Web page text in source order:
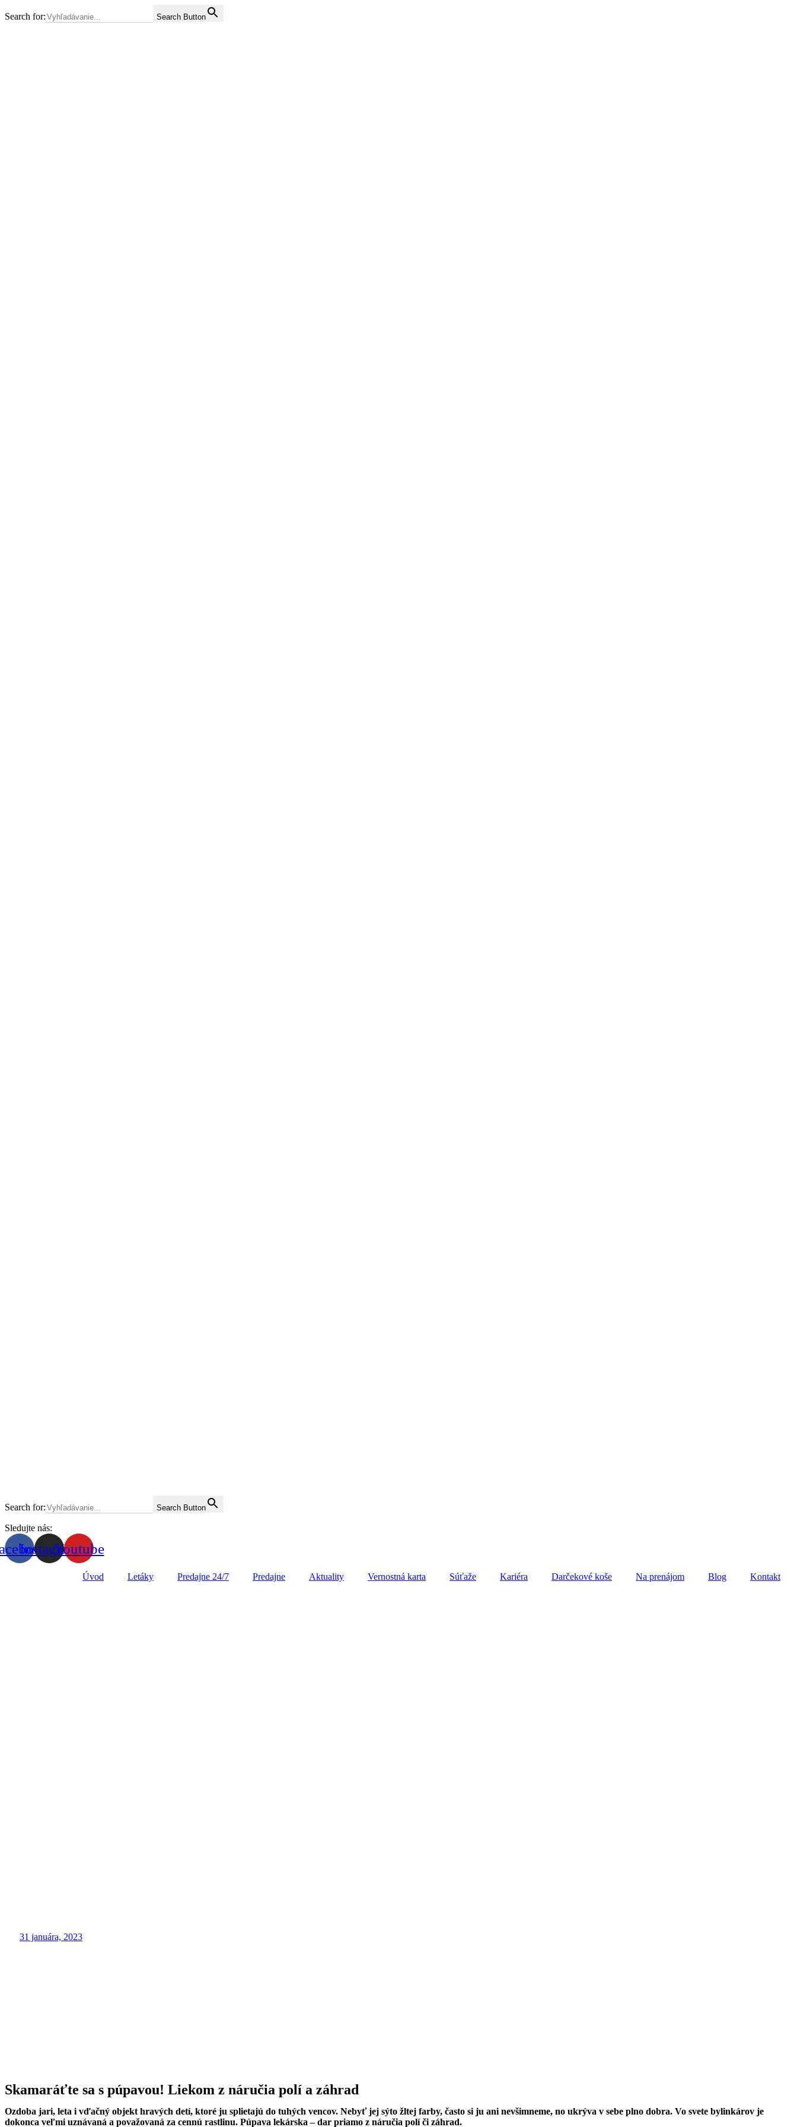
Search for: Search Button
Search for: Search Button
Sledujte nás:
InstagramYoutube
Úvod Letáky Predajne 24/7 Predajne Aktuality Vernostná karta Súťaže Kariéra Darčekové koše Na prenájom Blog Kontakt
31 januára, 2023
Skamaráťte sa s púpavou! Liekom z náručia polí a záhrad
Ozdoba jari, leta i vďačný objekt hravých detí, ktoré ju splietajú do tuhých vencov. Nebyť jej sýto žltej farby, často si ju ani nevšimneme, no ukrýva v sebe plno dobra. Vo svete bylinkárov je
dokonca veľmi uznávaná a považovaná za cennú rastlinu. Púpava lekárska – dar priamo z náručia polí či záhrad.